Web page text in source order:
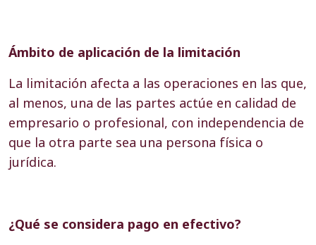
Ámbito de aplicación de la limitación
La limitación afecta a las operaciones en las que,
al menos, una de las partes actúe en calidad de
empresario o profesional, con independencia de
que la otra parte sea una persona física o
jurídica.
¿Qué se considera pago en efectivo?